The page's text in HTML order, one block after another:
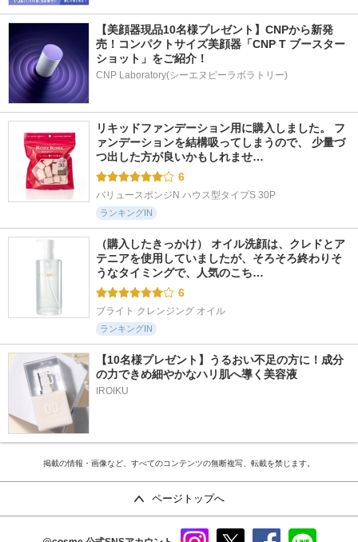
【美顔器現品10名様プレゼント】CNPから新発
売！コンパクトサイズ美顔器「CNP T ブースター
ショット」をご紹介！
CNP Laboratory(シーエヌピーラボラトリー)
リキッドファンデーション用に購入しました。 フ
ァンデーションを結構吸ってしまうので、 少量づ
つ出した方が良いかもしれませ…
6
バリュースポンジN ハウス型タイプS 30P
ランキングIN
（購入したきっかけ） オイル洗顔は、クレドとア
テニアを使用していましたが、そろそろ終わりそ
うなタイミングで、人気のこち…
6
ブライト クレンジング オイル
ランキングIN
【10名様プレゼント】うるおい不足の方に！成分
の力できめ細やかなハリ肌へ導く美容液
IROIKU
掲載の情報・画像など、すべてのコンテンツの無断複写、転載を禁じます。
ページトップへ